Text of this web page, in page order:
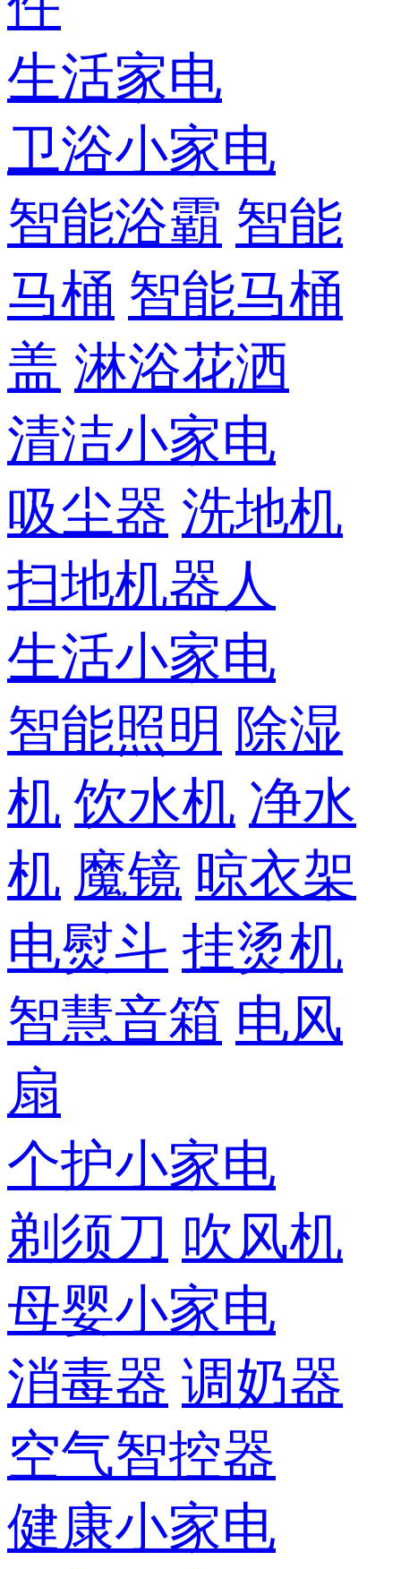
生活家电
卫浴小家电
智能浴霸 智能
马桶 智能马桶
盖 淋浴花洒
清洁小家电
吸尘器 洗地机
扫地机器人
生活小家电
智能照明 除湿
机 饮水机 净水
机 魔镜 晾衣架
电熨斗 挂烫机
智慧音箱 电风
扇
个护小家电
剃须刀 吹风机
母婴小家电
消毒器 调奶器
空气智控器
健康小家电